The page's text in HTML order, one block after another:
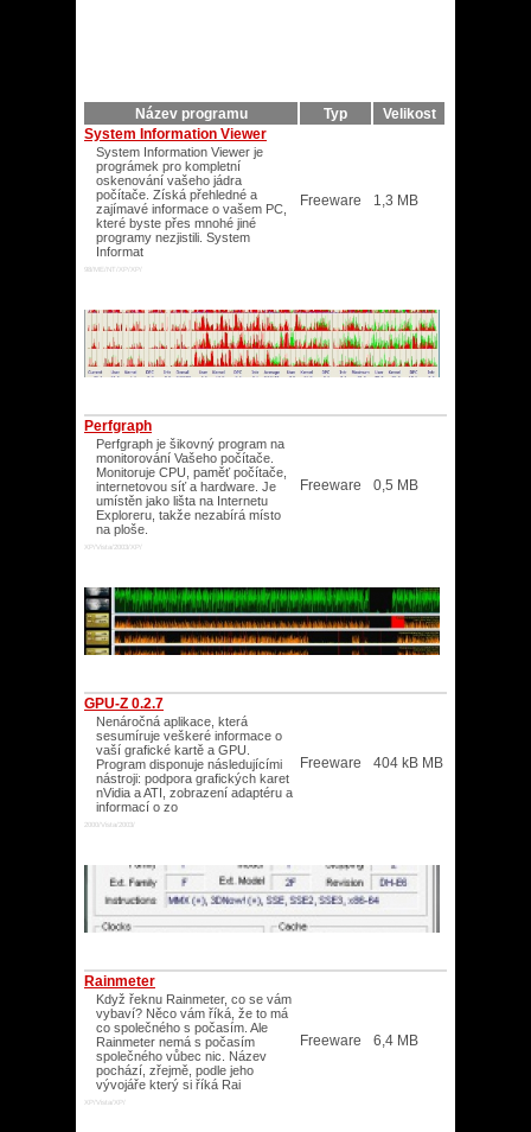
Název programu Typ
Velikost
System Information Viewer
System Information Viewer je
prográmek pro kompletní
oskenování vašeho jádra
počítače. Získá přehledné a
zajímavé informace o vašem PC,
které byste přes mnohé jiné
programy nezjistili. System
Informat
98/ME/NT/XP/XP/
Freeware 1,3 MB
Perfgraph
Perfgraph je šikovný program na
monitorování Vašeho počítače.
Monitoruje CPU, paměť počítače,
internetovou síť a hardware. Je
umístěn jako lišta na Internetu
Exploreru, takže nezabírá místo
na ploše.
XP/Vista/2003/XP/
Freeware 0,5 MB
GPU-Z 0.2.7
Nenáročná aplikace, která
sesumíruje veškeré informace o
vaší grafické kartě a GPU.
Program disponuje následujícími
nástroji: podpora grafických karet
nVidia a ATI, zobrazení adaptéru a
informací o zo
2000/Vista/2003/
Freeware 404 kB MB
Rainmeter
Když řeknu Rainmeter, co se vám
vybaví? Něco vám říká, že to má
co společného s počasím. Ale
Rainmeter nemá s počasím
společného vůbec nic. Název
pochází, zřejmě, podle jeho
vývojáře který si říká Rai
XP/Vista/XP/
Freeware 6,4 MB